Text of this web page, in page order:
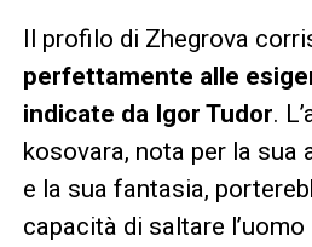
Il profilo di Zhegrova
perfettamente alle
indicate da Igor Tudor.
kosovara, nota per la sua
e la sua fantasia,
capacità di saltare l’uomo